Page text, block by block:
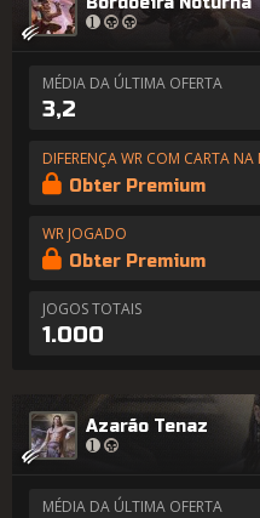
MÉDIA DA ÚLTIMA OFERTA
3,2
DIFERENÇA WR COM CARTA
Obter Premium
WR JOGADO
Obter Premium
JOGOS TOTAIS
1.000
Azarão Tenaz
MÉDIA DA ÚLTIMA OFERTA